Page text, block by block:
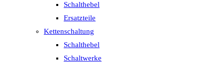
Schalthebel
Ersatzteile
Kettenschaltung
Schalthebel
Schaltwerke